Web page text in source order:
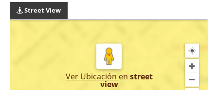
Street View
Ver Ubicación en street
view